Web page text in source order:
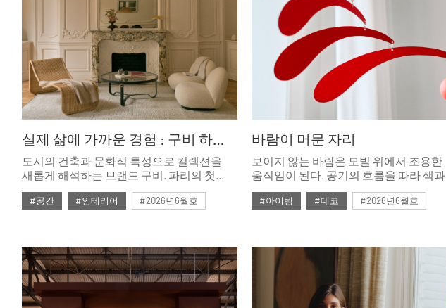
도시의 건축과 문화적 특성으로 컬렉션을
새롭게 해석하는 브랜드 구비. 파리의 첫
일상이 녹아든 쇼룸 아파트 콘셉트의
#공간 #인테리어 #2026년6월호
바람이 머문 자리
보이지 않는 바람은 모빌 위에서 조용한
움직임이 된다. 공기의 흐름을 따라 색과
#아이템 #데코 #2026년6월호